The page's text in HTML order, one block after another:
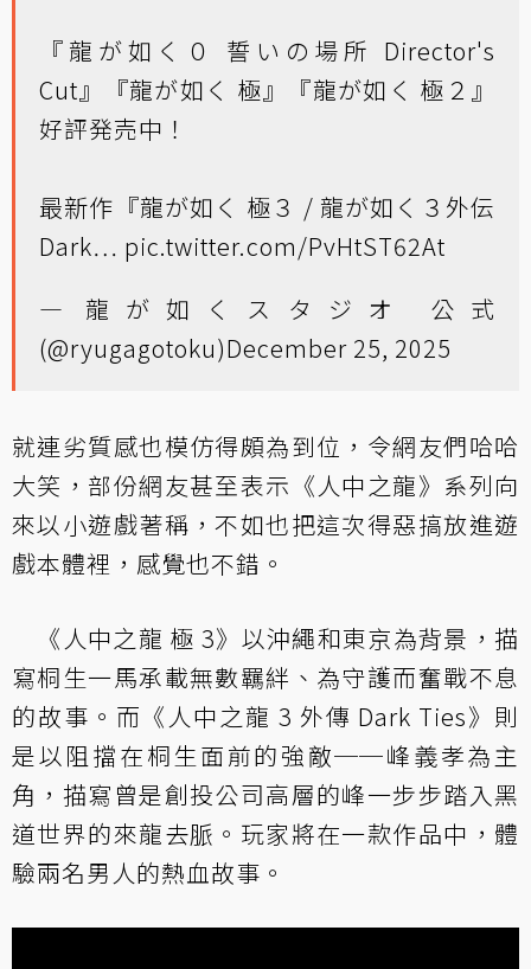
『龍が如く０ 誓いの場所 Director's
Cut』『龍が如く 極』『龍が如く 極２』
好評発売中！
最新作『龍が如く 極３ / 龍が如く３外伝
Dark… pic.twitter.com/PvHtST62At
— 龍が如くスタジオ 公式
(@ryugagotoku)December 25, 2025
就連劣質感也模仿得頗為到位，令網友們哈哈
大笑，部份網友甚至表示《人中之龍》系列向
來以小遊戲著稱，不如也把這次得惡搞放進遊
戲本體裡，感覺也不錯。
《人中之龍 極 3》以沖繩和東京為背景，描
寫桐生一馬承載無數羈絆、為守護而奮戰不息
的故事。而《人中之龍 3 外傳 Dark Ties》則
是以阻擋在桐生面前的強敵──峰義孝為主
角，描寫曾是創投公司高層的峰一步步踏入黑
道世界的來龍去脈。玩家將在一款作品中，體
驗兩名男人的熱血故事。